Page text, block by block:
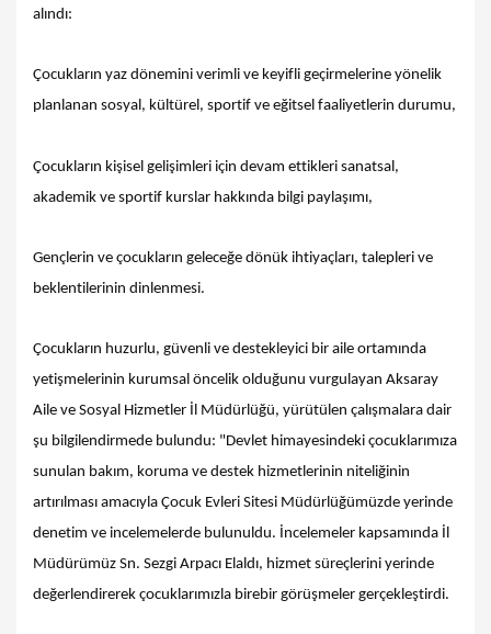
alındı:
Çocukların yaz dönemini verimli ve keyifli geçirmelerine yönelik
planlanan sosyal, kültürel, sportif ve eğitsel faaliyetlerin durumu,
Çocukların kişisel gelişimleri için devam ettikleri sanatsal,
akademik ve sportif kurslar hakkında bilgi paylaşımı,
Gençlerin ve çocukların geleceğe dönük ihtiyaçları, talepleri ve
beklentilerinin dinlenmesi.
Çocukların huzurlu, güvenli ve destekleyici bir aile ortamında
yetişmelerinin kurumsal öncelik olduğunu vurgulayan Aksaray
Aile ve Sosyal Hizmetler İl Müdürlüğü, yürütülen çalışmalara dair
şu bilgilendirmede bulundu: "Devlet himayesindeki çocuklarımıza
sunulan bakım, koruma ve destek hizmetlerinin niteliğinin
artırılması amacıyla Çocuk Evleri Sitesi Müdürlüğümüzde yerinde
denetim ve incelemelerde bulunuldu. İncelemeler kapsamında İl
Müdürümüz Sn. Sezgi Arpacı Elaldı, hizmet süreçlerini yerinde
değerlendirerek çocuklarımızla birebir görüşmeler gerçekleştirdi.